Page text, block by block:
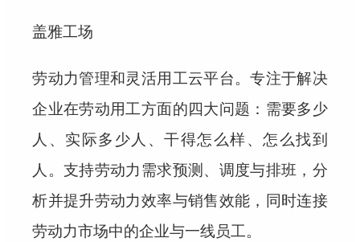
盖雅工场
劳动力管理和灵活用工云平台。专注于解决
企业在劳动用工方面的四大问题：需要多少
人、实际多少人、干得怎么样、怎么找到
人。支持劳动力需求预测、调度与排班，分
析并提升劳动力效率与销售效能，同时连接
劳动力市场中的企业与一线员工。